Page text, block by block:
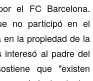
el FC Barcelona.
no participó en el
la propiedad de la
interesó al padre del
que "existen